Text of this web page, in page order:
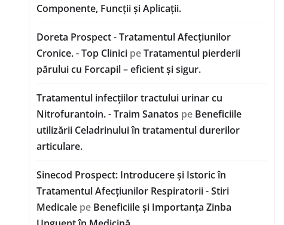
Componente, Funcții și Aplicații.
Doreta Prospect - Tratamentul Afecțiunilor
Cronice. - Top Clinici peTratamentul pierderii
părului cu Forcapil – eficient și sigur.
Tratamentul infecțiilor tractului urinar cu
Nitrofurantoin. - Traim Sanatos pe Beneficiile
utilizării Celadrinului în tratamentul durerilor
articulare.
Sinecod Prospect: Introducere și Istoric în
Tratamentul Afecțiunilor Respiratorii - Stiri
Medicale pe Beneficiile și Importanța Zinba